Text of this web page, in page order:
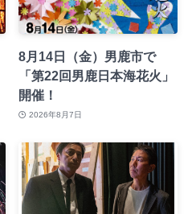
8月14日（金）男鹿市で
「第22回男鹿日本海花火」
開催！
2026年8月7日